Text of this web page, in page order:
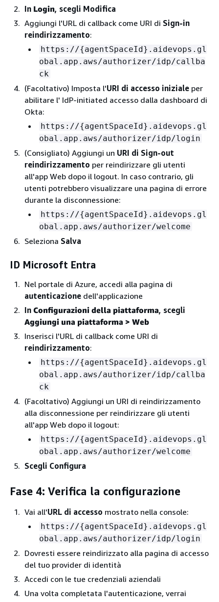
In Login, scegli Modifica
Aggiungi l'URL di callback come URI di Sign-in
reindirizzamento:
https://{agentSpaceId}.aidevops.gl
obal.app.aws/authorizer/idp/callba
ck
(Facoltativo) Imposta l'URI di accesso iniziale per
abilitare l' IdP-initiated accesso dalla dashboard di
Okta:
https://{agentSpaceId}.aidevops.gl
obal.app.aws/authorizer/idp/login
(Consigliato) Aggiungi un URI di Sign-out
reindirizzamento per reindirizzare gli utenti
all'app Web dopo il logout. In caso contrario, gli
utenti potrebbero visualizzare una pagina di errore
durante la disconnessione:
https://{agentSpaceId}.aidevops.gl
obal.app.aws/authorizer/welcome
Seleziona Salva
ID Microsoft Entra
Nel portale di Azure, accedi alla pagina di
autenticazione dell'applicazione
In Configurazioni della piattaforma, scegli
Aggiungi una piattaforma > Web
Inserisci l'URL di callback come URI di
reindirizzamento:
https://{agentSpaceId}.aidevops.gl
obal.app.aws/authorizer/idp/callba
ck
(Facoltativo) Aggiungi un URI di reindirizzamento
alla disconnessione per reindirizzare gli utenti
all'app Web dopo il logout:
https://{agentSpaceId}.aidevops.gl
obal.app.aws/authorizer/welcome
Scegli Configura
Fase 4: Verifica la configurazione
Vai all'URL di accesso mostrato nella console:
https://{agentSpaceId}.aidevops.gl
obal.app.aws/authorizer/idp/login
Dovresti essere reindirizzato alla pagina di accesso
del tuo provider di identità
Accedi con le tue credenziali aziendali
Una volta completata l'autenticazione, verrai